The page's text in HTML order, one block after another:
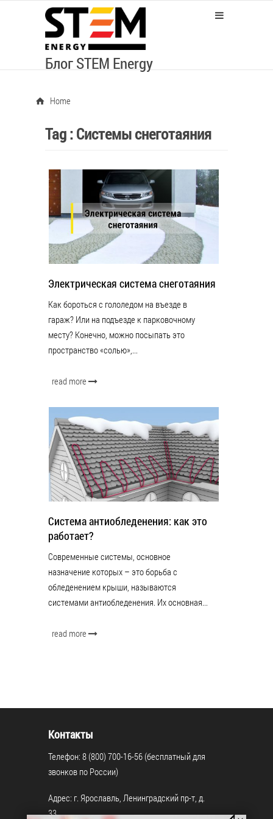
Блог STEM Energy
Home
Tag :Системы снеготаяния
Электрическая система снеготаяния
Как бороться с гололедом на въезде в
гараж? Или на подъезде к парковочному
месту? Конечно, можно посыпать это
пространство «солью»,...
read more
Система антиобледенения: как это
работает?
Современные системы, основное
назначение которых – это борьба с
обледенением крыши, называются
системами антиобледенения. Их основная...
read more
Контакты
Телефон: 8 (800) 700-16-56 (бесплатный для
звонков по России)
Адрес: г. Ярославль, Ленинградский пр-т, д.
33